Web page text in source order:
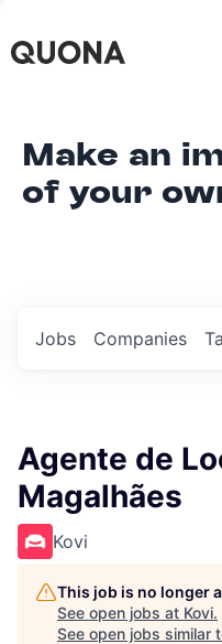
Make an
of your
Jobs Companies
Agente de
Magalhães
Kovi
This job is no longer
See open jobs at Kovi.
See open jobs similar